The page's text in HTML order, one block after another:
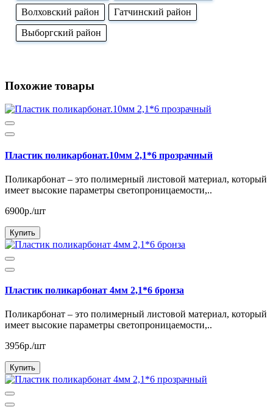
Волховский район
Гатчинский район
Выборгский район
Похожие товары
Пластик поликарбонат.10мм 2,1*6 прозрачный
Поликарбонат – это полимерный листовой материал, который
имеет высокие параметры светопроницаемости,..
6900р./шт
Купить
Пластик поликарбонат 4мм 2,1*6 бронза
Поликарбонат – это полимерный листовой материал, который
имеет высокие параметры светопроницаемости,..
3956р./шт
Купить